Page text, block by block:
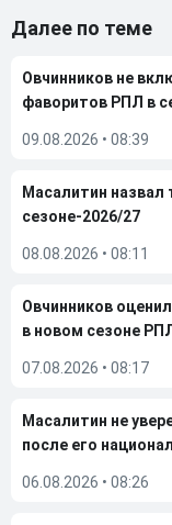
Далее по теме
Овчинников не
фаворитов РПЛ в
09.08.2026 • 08:39
Масалитин
сезоне-2026/27
08.08.2026 • 08:11
Овчинников
в новом сезоне РПЛ
07.08.2026 • 08:17
Масалитин не
после его
06.08.2026 • 08:26